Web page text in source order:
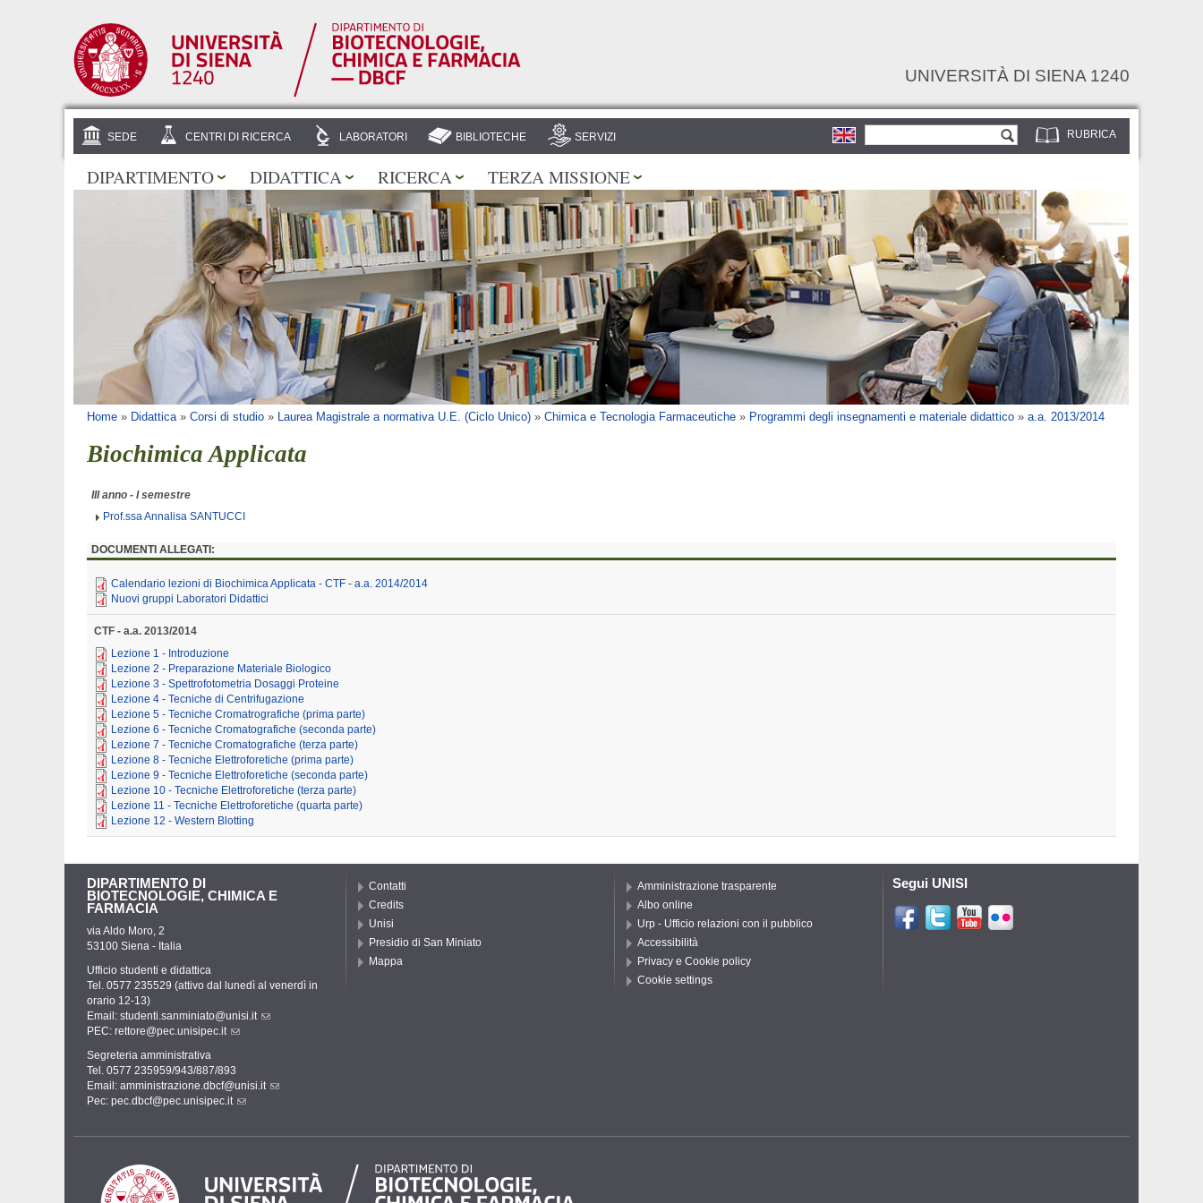
UNIVERSITÀ DI SIENA 1240
RUBRICA
Form di ricerca
SEDE CENTRI DI RICERCA LABORATORI BIBLIOTECHE SERVIZI
DIPARTIMENTO DIDATTICA RICERCA TERZA MISSIONE
Tu sei qui
Home » Didattica» Corsi di studio » Laurea Magistrale a normativa U.E. (Ciclo Unico) » Chimica e Tecnologia Farmaceutiche » Programmi degli insegnamenti e materiale didattico » a.a. 2013/2014
Biochimica Applicata
III anno - I semestre
Prof.ssa Annalisa SANTUCCI
DOCUMENTI ALLEGATI:
Calendario lezioni di Biochimica Applicata - CTF - a.a. 2014/2014
Nuovi gruppi Laboratori Didattici
CTF - a.a. 2013/2014
Lezione 1 - Introduzione
Lezione 2 - Preparazione Materiale Biologico
Lezione 3 - Spettrofotometria Dosaggi Proteine
Lezione 4 - Tecniche di Centrifugazione
Lezione 5 - Tecniche Cromatrografiche (prima parte)
Lezione 6 - Tecniche Cromatografiche (seconda parte)
Lezione 7 - Tecniche Cromatografiche (terza parte)
Lezione 8 - Tecniche Elettroforetiche (prima parte)
Lezione 9 - Tecniche Elettroforetiche (seconda parte)
Lezione 10 - Tecniche Elettroforetiche (terza parte)
Lezione 11 - Tecniche Elettroforetiche (quarta parte)
Lezione 12 - Western Blotting
DIPARTIMENTO DI
BIOTECNOLOGIE, CHIMICA E
FARMACIA
via Aldo Moro, 2
53100 Siena - Italia
Ufficio studenti e didattica
Tel. 0577 235529 (attivo dal lunedì al venerdì in
orario 12-13)
Email: studenti.sanminiato@unisi.it
PEC: rettore@pec.unisipec.it
Segreteria amministrativa
Tel. 0577 235959/943/887/893
Email: amministrazione.dbcf@unisi.it
Pec: pec.dbcf@pec.unisipec.it
Contatti
Credits
Unisi
Presidio di San Miniato
Mappa
Amministrazione trasparente
Albo online
Urp - Ufficio relazioni con il pubblico
Accessibilità
Privacy e Cookie policy
Cookie settings
Segui UNISI